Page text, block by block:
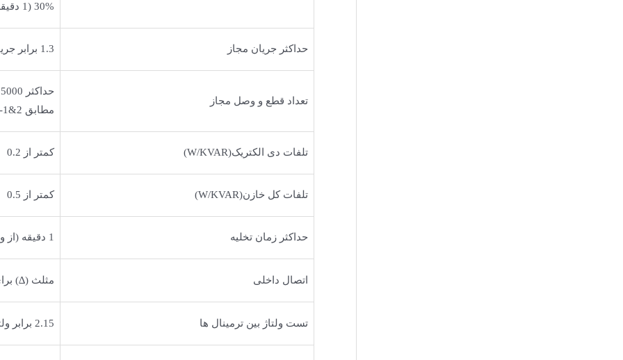
30% (1 دقیقه)
حداکثر جریان مجاز 1.3 برابر جریان نامی
تعداد قطع و وصل مجاز
حداکثر 5000 بار در سال
مطابق EN/IEC60831-1&2
تلفات دی الکتریک(W/KVAR) کمتر از 0.2
تلفات کل خازن(W/KVAR) کمتر از 0.5
حداکثر زمان تخلیه 1 دقیقه (از ولتاژ نامی به 75 ولت)
اتصال داخلی مثلث (∆) برای 3
تست ولتاژ بین ترمینال ها 2.15 برابر ولتاژ نامی-2ثانیه